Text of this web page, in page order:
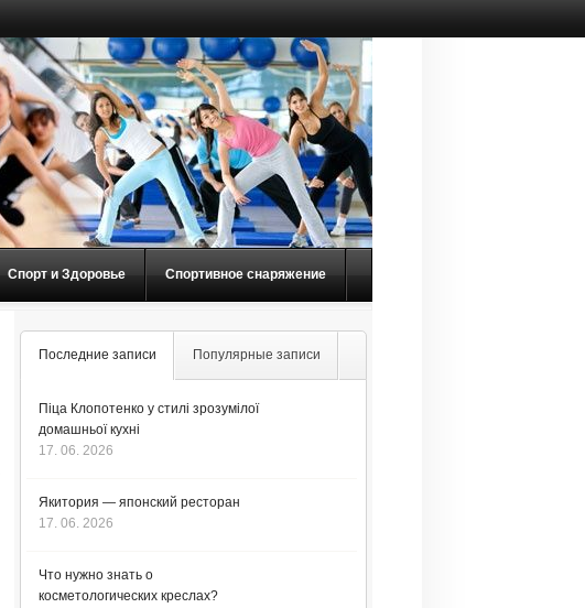
Спорт и Здоровье Спортивное снаряжение
Последние записи Популярные записи
Піца Клопотенко у стилі зрозумілої
домашньої кухні
17. 06. 2026
Якитория — японский ресторан
17. 06. 2026
Что нужно знать о
косметологических креслах?